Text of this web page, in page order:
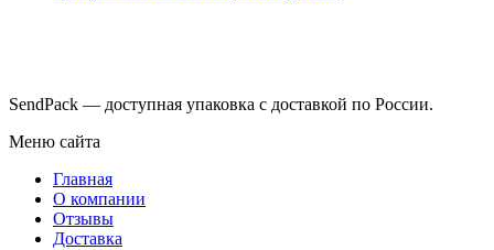
SendPack — доступная упаковка с доставкой по России.
Меню сайта
Главная
О компании
Отзывы
Доставка